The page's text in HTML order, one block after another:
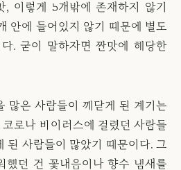
, 이렇게 5개밖에 존재하지 않기
안에 들어있지 않기 때문에 별도
. 굳이 말하자면 짠맛에 해당한
많은 사람들이 깨닫게 된 계기는
코로나 바이러스에 걸렸던 사람들
된 사람들이 많았기 때문이다. 그
했던 건 꽃내음이나 향수 냄새를